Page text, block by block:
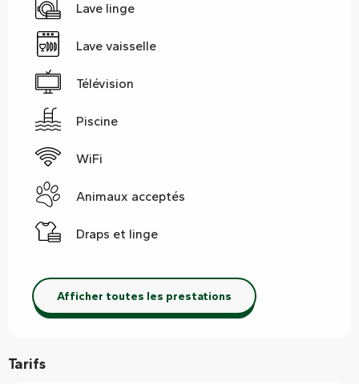
Lave linge
Lave vaisselle
Télévision
Piscine
WiFi
Animaux acceptés
Draps et linge
Afficher toutes les prestations
Tarifs